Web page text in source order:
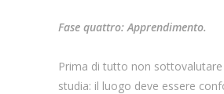
Fase quattro: Apprendimento.
Prima di tutto non sottovalutare
studia: il luogo deve essere